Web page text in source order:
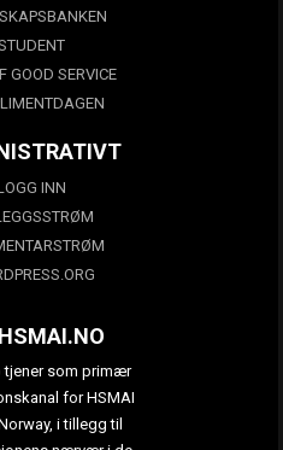
GOOD SERVICE
INN
tjener som primær
for HSMAI
i tillegg til